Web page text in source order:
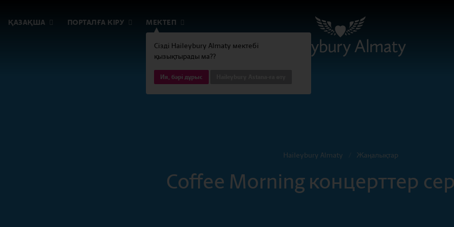
ҚАЗАҚША ПОРТАЛҒА КІРУ
Сізді Haileybury Almaty мектебі
қызықтырады ма??
Ия, бәрі дұрыс
МЕКТЕП
Haileybury Almaty Жаңалықтар
Coffee Morning концерттер